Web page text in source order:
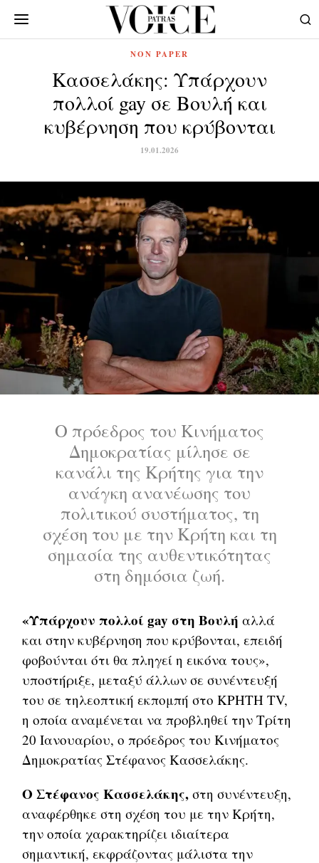
NON PAPER
Κασσελάκης: Υπάρχουν
πολλοί gay σε Βουλή και
κυβέρνηση που κρύβονται
19.01.2026
Ο πρόεδρος του Κινήματος
Δημοκρατίας μίλησε σε
κανάλι της Κρήτης για την
ανάγκη ανανέωσης του
πολιτικού συστήματος, τη
σχέση του με την Κρήτη και τη
σημασία της αυθεντικότητας
στη δημόσια ζωή.
«Υπάρχουν πολλοί gay στη Βουλή αλλά
και στην κυβέρνηση που κρύβονται, επειδή
φοβούνται ότι θα πληγεί η εικόνα τους»,
υποστήριξε, μεταξύ άλλων σε συνέντευξή
του σε τηλεοπτική εκπομπή στο ΚΡΗΤΗ TV,
η οποία αναμένεται να προβληθεί την Τρίτη
20 Ιανουαρίου, ο πρόεδρος του Κινήματος
Δημοκρατίας Στέφανος Κασσελάκης.
Ο Στέφανος Κασσελάκης, στη συνέντευξη,
αναφέρθηκε στη σχέση του με την Κρήτη,
την οποία χαρακτηρίζει ιδιαίτερα
σημαντική, εκφράζοντας μάλιστα την